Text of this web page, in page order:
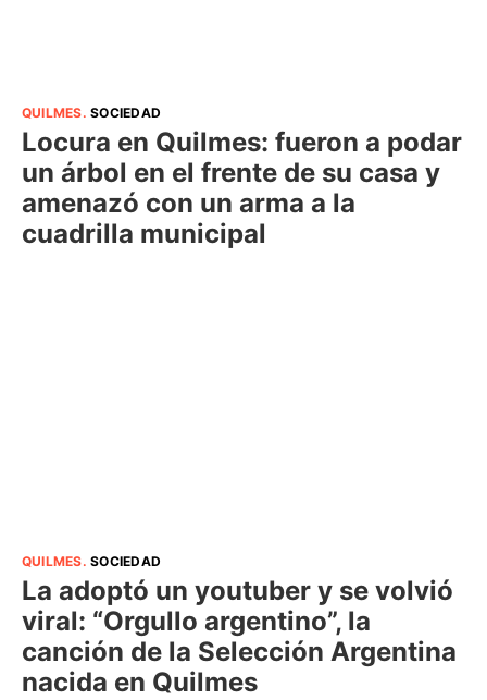
QUILMES.SOCIEDAD
Locura en Quilmes: fueron a podar
un árbol en el frente de su casa y
amenazó con un arma a la
cuadrilla municipal
QUILMES.SOCIEDAD
La adoptó un youtuber y se volvió
viral: “Orgullo argentino”, la
canción de la Selección Argentina
nacida en Quilmes